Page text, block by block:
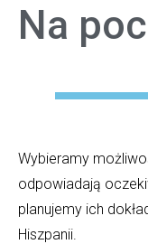
Na
Wybieramy
odpowiadają
planujemy ich
Hiszpanii.